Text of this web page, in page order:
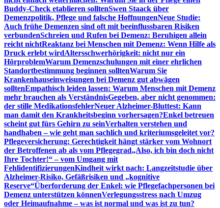
Buddy-Check etablieren solltenSwen Staack über
Demenzpolitik, Pflege und falsche HoffnungenNeue Studie:
Auch frühe Demenzen sind oft mit beeinflussbaren Risiken
verbundenSchreien und Rufen bei Demenz: Beruhigen allein
reicht nichtReaktanz bei Menschen mit Demenz: Wenn Hilfe als
Druck erlebt wirdAltersschwerhörigkeit: nicht nur ein
HörproblemWarum Demenzschulungen mit einer ehrlichen
Standortbestimmung beginnen solltenWarum Sie
Krankenhauseinweisungen bei Demenz gut abwägen
solltenEmpathisch leiden lassen: Warum Menschen mit Demenz
mehr brauchen als VerständnisGegeben, aber nicht genommen:
der stille MedikationsfehlerNeuer Alzheimer-Bluttest: Kann
man damit den Krankheitsbeginn vorhersagen?Enkel betreuen
scheint gut fürs Gehirn zu seinVerhalten verstehen und
handhaben – wie geht man sachlich und kriteriumsgeleitet vor?
Pflegeversicherung: Gerechtigkeit hängt stärker vom Wohnort
der Betroffenen ab als vom Pflegegrad„Also, ich bin doch nicht
Ihre Tochter!“ – vom Umgang mit
FehlidentifizierungenKindheit wirkt nach: Langzeitstudie über
Alzheimer-Risiko, Gefäßrisiken und „kognitive
Reserve“Überforderung der Enkel: wie Pflegefachpersonen bei
Demenz unterstützen könnenVerlegungsstress nach Umzug
oder Heimaufnahme – was ist normal und was ist zu tun?